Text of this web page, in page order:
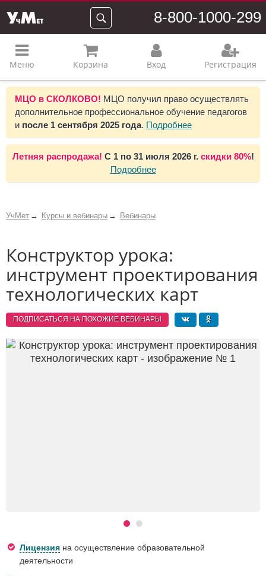
8-800-1000-299
Меню Корзина Вход Регистрация
МЦО в СКОЛКОВО! МЦО получил право осуществлять
дополнительное профессиональное обучение педагогов
и после 1 сентября 2025 года. Подробнее
Летняя распродажа! С 1 по 31 июля 2026 г. скидки 80%!
Подробнее
УчМет Курсы и вебинары Вебинары
Конструктор урока:
инструмент проектирования
технологических карт
ПОДПИСАТЬСЯ НА ПОХОЖИЕВЕБИНАРЫ
Лицензия на осуществление образовательной
деятельности